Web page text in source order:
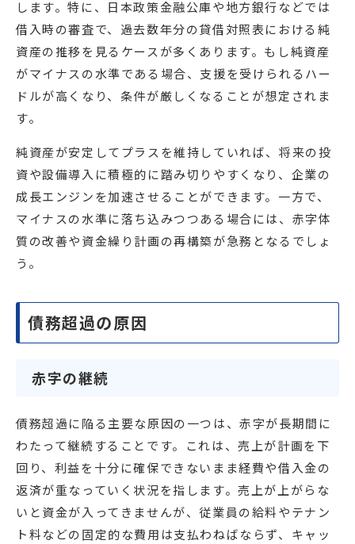
します。特に、日本政策金融公庫や地方銀行などでは
借入時の審査で、過去数年分の貸借対照表における純
資産の推移を見るケースが多くあります。もし純資産
がマイナスの水準である場合、支援を受けられるハー
ドルが高くなり、条件が厳しくなることが想定されま
す。
純資産が安定してプラスを維持していれば、将来の投
資や設備導入に積極的に踏み切りやすくなり、企業の
成長エンジンを加速させることができます。一方で、
マイナスの水準に落ち込みつつある場合には、赤字体
質の改善や資金繰り計画の再構築が急務となるでしょ
う。
債務超過の原因
赤字の継続
債務超過に陥る主要な原因の一つは、赤字が長期間に
わたって継続することです。これは、売上が計画を下
回り、利益を十分に確保できないまま経費や借入金の
返済が重なっていく状況を指します。売上が上がらな
いと資金が入ってきませんが、従業員の給料やテナン
ト料などの固定的な費用は支払わねばならず、キャッ